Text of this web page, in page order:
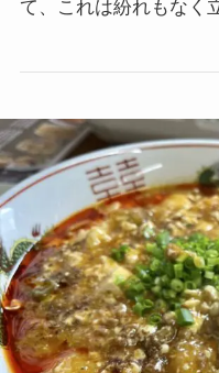
て、これは紛れもなく